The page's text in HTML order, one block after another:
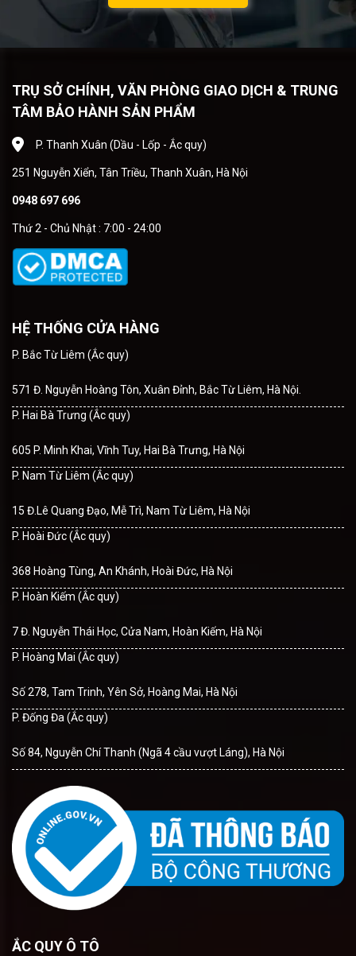
TRỤ SỞ CHÍNH, VĂN PHÒNG GIAO DỊCH & TRUNG
TÂM BẢO HÀNH SẢN PHẨM
P. Thanh Xuân (Dầu - Lốp - Ắc quy)
251 Nguyễn Xiển, Tân Triều, Thanh Xuân, Hà Nội
0948 697 696
Thứ 2 - Chủ Nhật : 7:00 - 24:00
HỆ THỐNG CỬA HÀNG
P. Bắc Từ Liêm (Ắc quy)
571 Đ. Nguyễn Hoàng Tôn, Xuân Đỉnh, Bắc Từ Liêm, Hà Nội.
P. Hai Bà Trưng (Ắc quy)
605 P. Minh Khai, Vĩnh Tuy, Hai Bà Trưng, Hà Nội
P. Nam Từ Liêm (Ắc quy)
15 Đ.Lê Quang Đạo, Mễ Trì, Nam Từ Liêm, Hà Nội
P. Hoài Đức (Ắc quy)
368 Hoàng Tùng, An Khánh, Hoài Đức, Hà Nội
P. Hoàn Kiếm (Ắc quy)
7 Đ. Nguyễn Thái Học, Cửa Nam, Hoàn Kiếm, Hà Nội
P. Hoàng Mai (Ắc quy)
Số 278, Tam Trinh, Yên Sở, Hoàng Mai, Hà Nội
P. Đống Đa (Ắc quy)
Số 84, Nguyễn Chí Thanh (Ngã 4 cầu vượt Láng), Hà Nội
ẮC QUY Ô TÔ